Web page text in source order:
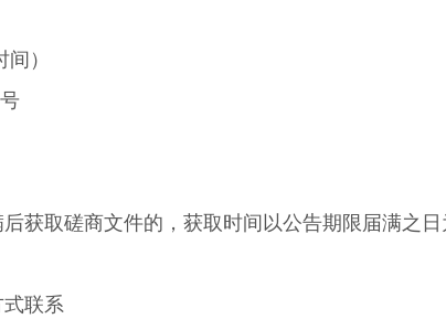
）
后获取磋商文件的，获取时间以公告期限届满之
联系